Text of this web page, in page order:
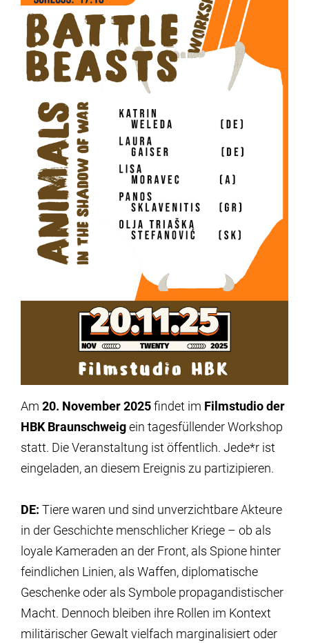
Am 20. November 2025findet im Filmstudio der
HBK Braunschweigein tagesfüllender Workshop
statt. Die Veranstaltung ist öffentlich. Jede*r ist
eingeladen, an diesem Ereignis zu partizipieren.
DE: Tiere waren und sind unverzichtbare Akteure
in der Geschichte menschlicher Kriege – ob als
loyale Kameraden an der Front, als Spione hinter
feindlichen Linien, als Waffen, diplomatische
Geschenke oder als Symbole propagandistischer
Macht. Dennoch bleiben ihre Rollen im Kontext
militärischer Gewalt vielfach marginalisiert oder